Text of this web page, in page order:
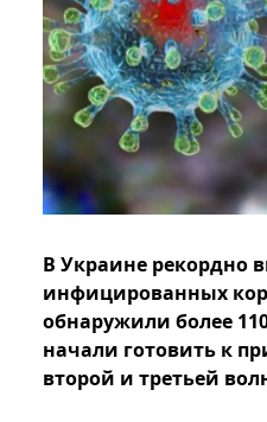
В Украине рекордно
инфицированных
обнаружили более
начали готовить к
второй и третьей